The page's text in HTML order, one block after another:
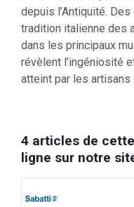
depuis l’Antiquité.
tradition italienne des
dans les principaux
révèlent l’ingéniosité
atteint par les
4 articles de
ligne sur notre